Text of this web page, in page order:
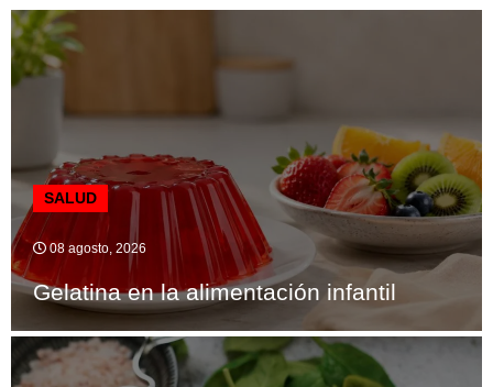
SALUD
08 agosto, 2026
Gelatina en la alimentación infantil